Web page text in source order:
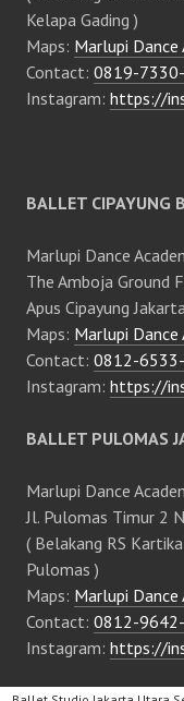
Kelapa Gading )
Maps: Marlupi Dance
Contact: 0819-
Instagram: https://
BALLET CIPAYUNG
Marlupi Dance
The Amboja Ground
Apus Cipayung
Maps: Marlupi Dance
Contact: 0812-
Instagram: https://
BALLET PULOMAS
Marlupi Dance
Jl. Pulomas Timur 2
( Belakang RS
Pulomas )
Maps: Marlupi Dance
Contact: 0812-
Instagram: https://